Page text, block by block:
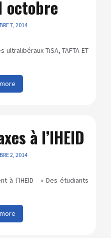
octobre
7, 2014
TiSA, TAFTA ET
à l’IHEID
2, 2014
à l’IHEID « Des étudiants